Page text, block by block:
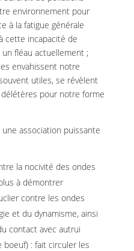
environnement pour
à la fatigue générale
cette incapacité de
fléau actuellement ;
envahissent notre
utiles, se révèlent
pour notre forme
une association puissante
la nocivité des ondes
à démontrer
contre les ondes
et du dynamisme, ainsi
contact avec autrui
boeuf) : fait circuler les